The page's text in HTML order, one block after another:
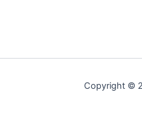
Copyright ©